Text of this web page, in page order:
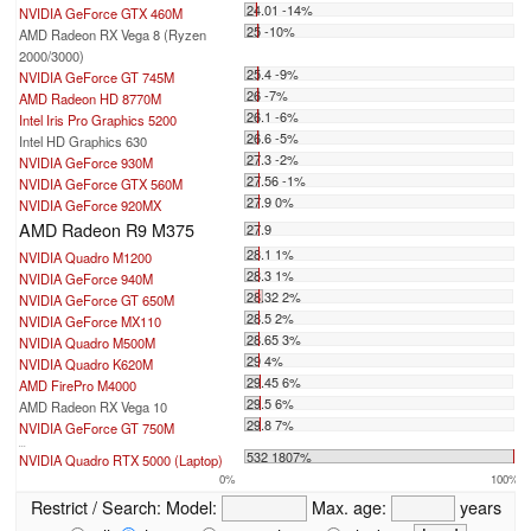
NVIDIA GeForce GTX 460M
24.01 -14%
AMD Radeon RX Vega 8 (Ryzen
2000/3000)
25 -10%
NVIDIA GeForce GT 745M
25.4 -9%
AMD Radeon HD 8770M
26 -7%
Intel Iris Pro Graphics 5200
26.1 -6%
Intel HD Graphics 630
26.6 -5%
NVIDIA GeForce 930M
27.3 -2%
NVIDIA GeForce GTX 560M
27.56 -1%
NVIDIA GeForce 920MX
27.9 0%
AMD Radeon R9 M375
27.9
NVIDIA Quadro M1200
28.1 1%
NVIDIA GeForce 940M
28.3 1%
NVIDIA GeForce GT 650M
28.32 2%
NVIDIA GeForce MX110
28.5 2%
NVIDIA Quadro M500M
28.65 3%
NVIDIA Quadro K620M
29 4%
AMD FirePro M4000
29.45 6%
AMD Radeon RX Vega 10
29.5 6%
NVIDIA GeForce GT 750M
29.8 7%
...
NVIDIA Quadro RTX 5000 (Laptop) 532 1807%
0% 100%
Restrict / Search: Model: Max. age:
years